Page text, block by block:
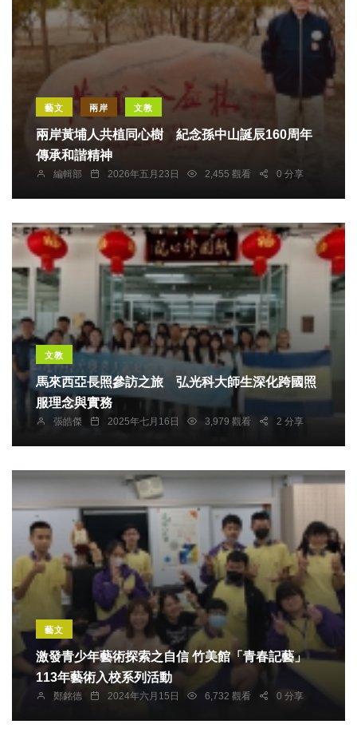
藝文 兩岸 文教
兩岸黃埔人共植同心樹 紀念孫中山誕辰160周年
傳承和諧精神
編輯部 2026年五月23日 2,455 觀看 0 分享
文教
馬來西亞長照參訪之旅 弘光科大師生深化跨國照
服理念與實務
張皓傑 2025年七月16日 3,979 觀看 2 分享
藝文
激發青少年藝術探索之自信 竹美館「青春記藝」
113年藝術入校系列活動
鄭銘德 2024年六月15日 6,732 觀看 0 分享